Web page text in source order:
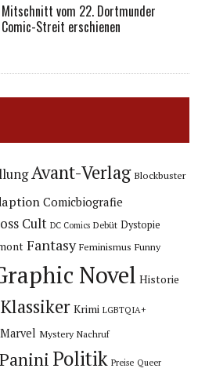
Mitschnitt vom 22. Dortmunder
Comic-Streit erschienen
Avant-Verlag Blockbuster
Comicbiografie
Cult DC Comics Debüt Dystopie
Fantasy Feminismus Funny
Novel Historie
Klassiker Krimi LGBTQIA+
Marvel Mystery Nachruf
Panini Politik Preise Queer